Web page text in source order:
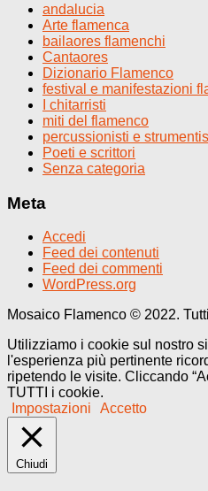
andalucia
Arte flamenca
bailaores flamenchi
Cantaores
Dizionario Flamenco
festival e manifestazioni
I chitarristi
miti del flamenco
percussionisti e
Poeti e scrittori
Senza categoria
Meta
Accedi
Feed dei contenuti
Feed dei commenti
WordPress.org
Mosaico Flamenco © 2022.
Utilizziamo i cookie sul nostro
l'esperienza più pertinente
ripetendo le visite. Cliccando
TUTTI i cookie.
Impostazioni
Accetto
Chiudi